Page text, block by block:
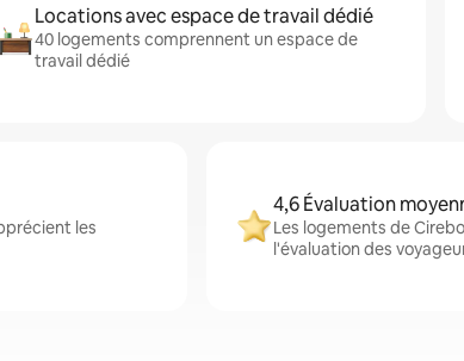
Locations avec espace de travail dédié
40 logements comprennent un espace de
travail dédié
les
4,6 Évaluation
Les logements de
l'évaluation des